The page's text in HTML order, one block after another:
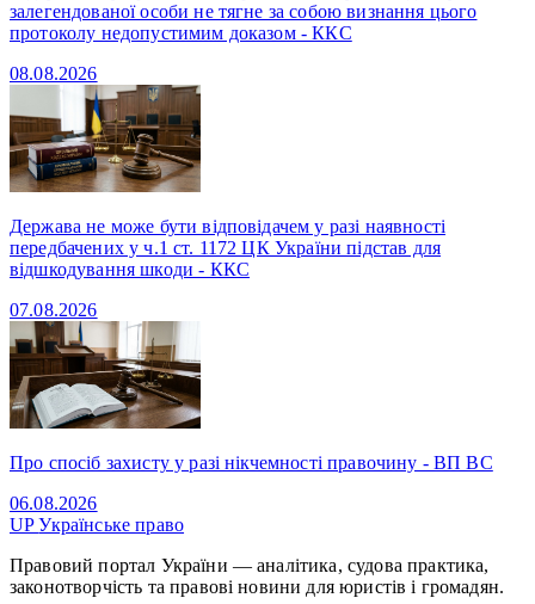
залегендованої особи не тягне за собою визнання цього
протоколу недопустимим доказом - ККС
08.08.2026
Держава не може бути відповідачем у разі наявності
передбачених у ч.1 ст. 1172 ЦК України підстав для
відшкодування шкоди - ККС
07.08.2026
Про спосіб захисту у разі нікчемності правочину - ВП ВС
06.08.2026
UPУкраїнське право
Правовий портал України — аналітика, судова практика,
законотворчість та правові новини для юристів і громадян.